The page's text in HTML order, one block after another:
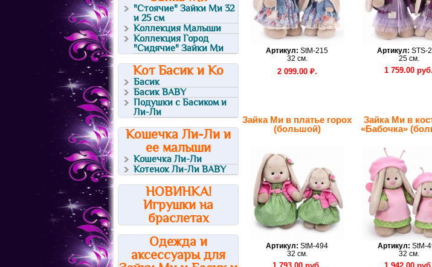
"Стоячие" Зайки Ми 32
и 25 см
Коллекция Малыши
Коллекция Город
"Сидячие" Зайки Ми
Кот Басик и Ко
Басик
Басик BABY
Подушки с Басиком и
Ли-Ли
Кошечка Ли-Ли и
ее малыши
Кошечка Ли-Ли
Котенок Ли-Ли BABY
НОВИНКА!
Игрушки на
браслетах
Одежда и
аксессуары для
Артикул: StM-215
32 см.
2 099.00 ₽.
Артикул: STS-
25 см.
1 759.00 руб.
Зайка Ми в платье горох
(большой)
Артикул: StM-494
32 см.
Зайка Ми в
«Бабочка»
Артикул: StM-
32 см.